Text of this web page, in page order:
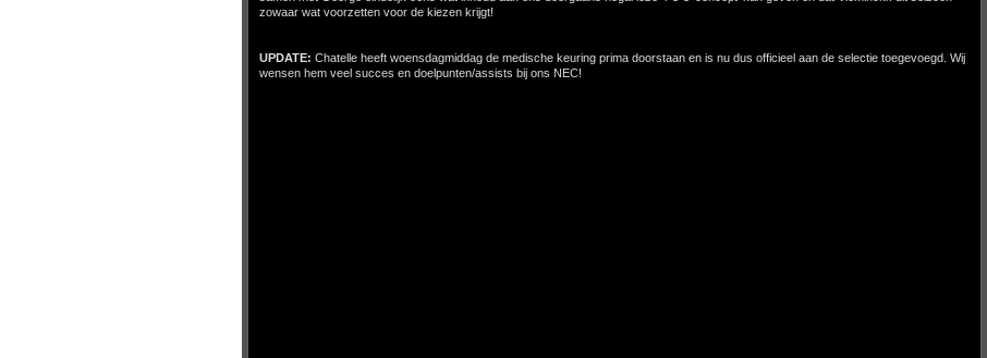
zowaar wat voorzetten voor de kiezen krijgt!
UPDATE: Chatelle heeft woensdagmiddag de medische keuring prima doorstaan en is nu dus officieel aan de selectie toegevoegd. Wij
wensen hem veel succes en doelpunten/assists bij ons NEC!